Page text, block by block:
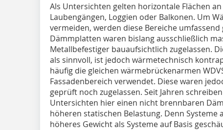
Als Untersichten gelten horizontale Flächen
Laubengängen, Loggien oder Balkonen. Um
vermeiden, werden diese Bereiche
Dämmplatten waren bislang ausschließlich
Metallbefestiger bauaufsichtlich zugelassen.
als sinnvoll, ist jedoch wärmetechnisch
häufig die gleichen wärmebrückenarmen
Fassadenbereich verwendet. Diese waren
geprüft noch zugelassen. Seit Jahren
Untersichten hier einen nicht brennbaren
höheren statischen Belastung. Denn
höheres Gewicht als Systeme auf Basis